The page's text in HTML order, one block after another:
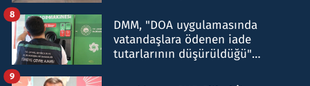
DMM, "DOA uygulamasında
vatandaşlara ödenen iade
tutarlarının düşürüldüğü"
8
9